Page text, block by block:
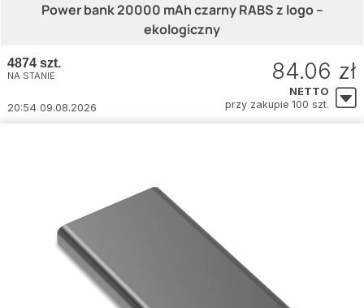
Power bank 20000 mAh czarny RABS z logo –
ekologiczny
4874 szt.
NA STANIE
20:54 09.08.2026
84.06 zł
NETTO
przy zakupie 100 szt.